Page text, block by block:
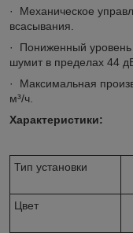
· Механическое
всасывания.
· Пониженный
шумит в пределах 44
· Максимальная
м³/ч.
Характеристики:
Тип установки
Цвет